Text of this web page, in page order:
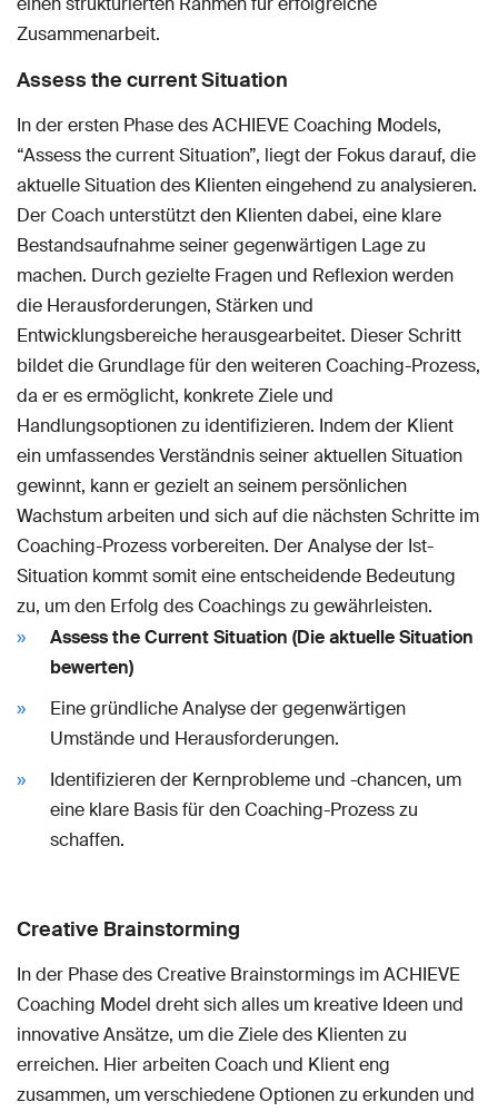
Zusammenarbeit.
Assess the current Situation
In der ersten Phase des ACHIEVE Coaching Models,
“Assess the current Situation”, liegt der Fokus darauf, die
aktuelle Situation des Klienten eingehend zu analysieren.
Der Coach unterstützt den Klienten dabei, eine klare
Bestandsaufnahme seiner gegenwärtigen Lage zu
machen. Durch gezielte Fragen und Reflexion werden
die Herausforderungen, Stärken und
Entwicklungsbereiche herausgearbeitet. Dieser Schritt
bildet die Grundlage für den weiteren Coaching-Prozess,
da er es ermöglicht, konkrete Ziele und
Handlungsoptionen zu identifizieren. Indem der Klient
ein umfassendes Verständnis seiner aktuellen Situation
gewinnt, kann er gezielt an seinem persönlichen
Wachstum arbeiten und sich auf die nächsten Schritte im
Coaching-Prozess vorbereiten. Der Analyse der Ist-
Situation kommt somit eine entscheidende Bedeutung
zu, um den Erfolg des Coachings zu gewährleisten.
Assess the Current Situation (Die aktuelle Situation
bewerten)
Eine gründliche Analyse der gegenwärtigen
Umstände und Herausforderungen.
Identifizieren der Kernprobleme und -chancen, um
eine klare Basis für den Coaching-Prozess zu
schaffen.
Creative Brainstorming
In der Phase des Creative Brainstormings im ACHIEVE
Coaching Model dreht sich alles um kreative Ideen und
innovative Ansätze, um die Ziele des Klienten zu
erreichen. Hier arbeiten Coach und Klient eng
zusammen, um verschiedene Optionen zu erkunden und